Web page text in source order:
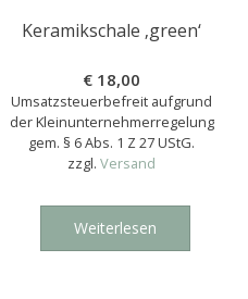
Keramikschale ‚green‘
€ 18,00
Umsatzsteuerbefreit aufgrund
der Kleinunternehmerregelung
gem. § 6 Abs. 1 Z 27 UStG.
zzgl.Versand
Weiterlesen